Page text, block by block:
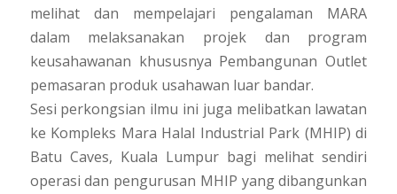
melihat dan mempelajari pengalaman MARA
dalam melaksanakan projek dan program
keusahawanan khususnya Pembangunan Outlet
pemasaran produk usahawan luar bandar.
Sesi perkongsian ilmu ini juga melibatkan lawatan
ke Kompleks Mara Halal Industrial Park (MHIP) di
Batu Caves, Kuala Lumpur bagi melihat sendiri
operasi dan pengurusan MHIP yang dibangunkan